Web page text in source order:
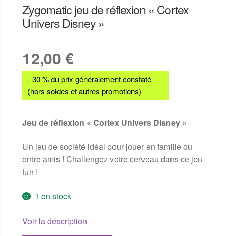
Zygomatic jeu de réflexion « Cortex
Univers Disney »
12,00 €
- 30 % du prix généralement constaté
(hors soldes et autres promotions)
Jeu de réflexion « Cortex Univers Disney »
Un jeu de société idéal pour jouer en famille ou
entre amis ! Challengez votre cerveau dans ce jeu
fun !
1 en stock
Voir la description